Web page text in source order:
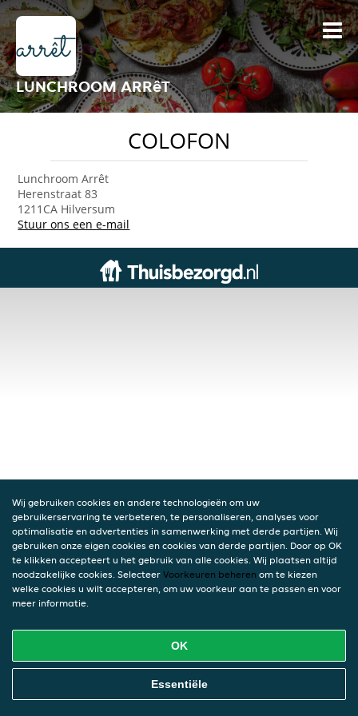
LUNCHROOM ARRêT
COLOFON
Lunchroom Arrêt
Herenstraat 83
1211CA Hilversum
Stuur ons een e-mail
Wij gebruiken cookies en andere technologieën om uw
gebruikerservaring te verbeteren, te personaliseren, analyses voor
optimalisatie en advertenties in samenwerking met derde partijen. Wij
gebruiken onze eigen cookies en cookies van derde partijen. Door op OK
te klikken accepteert u het gebruik van alle cookies. Wij plaatsen altijd
noodzakelijke cookies. Selecteer Voorkeuren beheren om te kiezen
welke cookies u wilt accepteren, om uw voorkeur aan te passen en voor
meer informatie.
OK
Essentiële